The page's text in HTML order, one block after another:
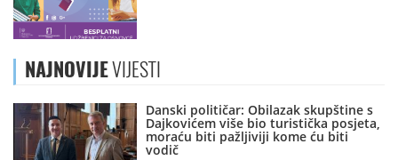
NAJNOVIJEVIJESTI
Danski političar: Obilazak skupštine s
Dajkovićem više bio turistička posjeta,
moraću biti pažljiviji kome ću biti
vodič